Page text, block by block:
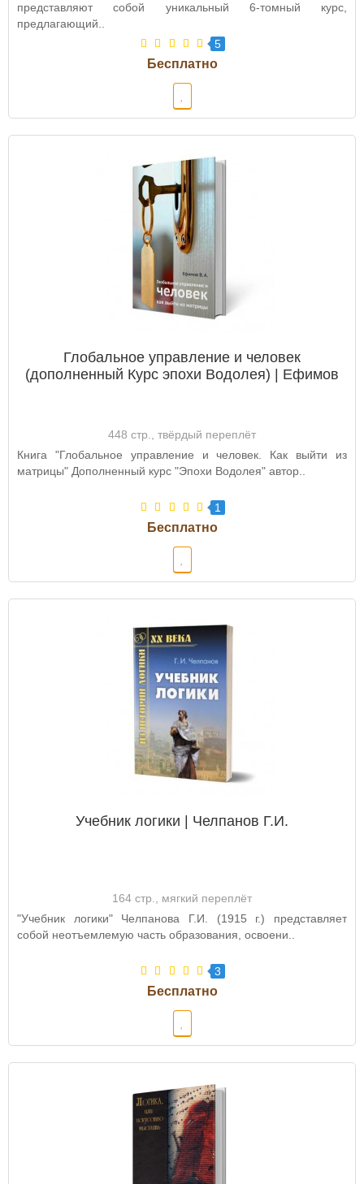
представляют собой уникальный 6-томный курс,
предлагающий..
5
Глобальное управление и человек
(дополненный Курс эпохи Водолея) | Ефимов
448 стр., твёрдый переплёт
Книга "Глобальное управление и человек. Как выйти из
матрицы" Дополненный курс "Эпохи Водолея" автор..
1
Учебник логики | Челпанов Г.И.
164 стр., мягкий переплёт
"Учебник логики" Челпанова Г.И. (1915 г.) представляет
собой неотъемлемую часть образования, освоени..
3